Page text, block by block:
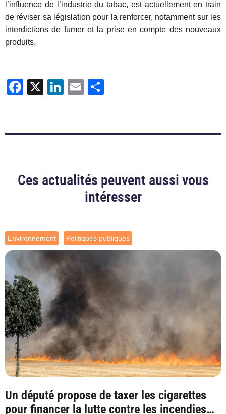
l’influence de l’industrie du tabac, est actuellement en train
de réviser sa législation pour la renforcer, notamment sur les
interdictions de fumer et la prise en compte des nouveaux
produits.
Facebook
X LinkedIn
Email
Ces actualités peuvent aussi vous
intéresser
Environnement Politiques publiques
Un député propose de taxer les cigarettes
pour financer la lutte contre les incendies